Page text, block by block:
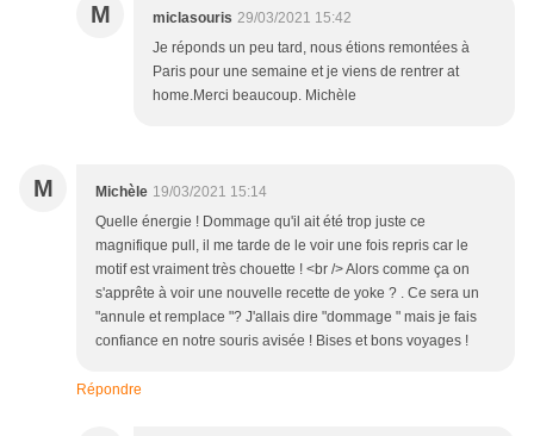
M miclasouris 29/03/2021 15:42
Je réponds un peu tard, nous étions remontées à
Paris pour une semaine et je viens de rentrer at
home.Merci beaucoup. Michèle
M Michèle 19/03/2021 15:14
Quelle énergie ! Dommage qu'il ait été trop juste ce
magnifique pull, il me tarde de le voir une fois repris car le
motif est vraiment très chouette ! <br /> Alors comme ça on
s'apprête à voir une nouvelle recette de yoke ? . Ce sera un
"annule et remplace "? J'allais dire "dommage " mais je fais
confiance en notre souris avisée ! Bises et bons voyages !
Répondre